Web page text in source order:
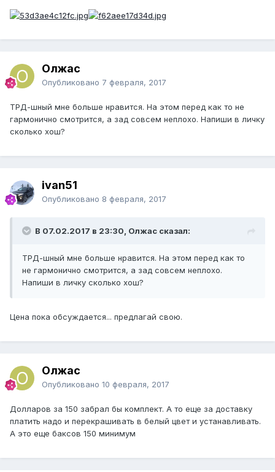
Олжас
Опубликовано 7 февраля, 2017
ТРД-шный мне больше нравится. На этом перед как то не
гармонично смотрится, а зад совсем неплохо. Напиши в личку
сколько хош?
ivan51
Опубликовано 8 февраля, 2017
В 07.02.2017 в 23:30, Олжас сказал:
ТРД-шный мне больше нравится. На этом перед как то
не гармонично смотрится, а зад совсем неплохо.
Напиши в личку сколько хош?
Цена пока обсуждается... предлагай свою.
Олжас
Опубликовано 10 февраля, 2017
Долларов за 150 забрал бы комплект. А то еще за доставку
платить надо и перекрашивать в белый цвет и устанавливать.
А это еще баксов 150 минимум